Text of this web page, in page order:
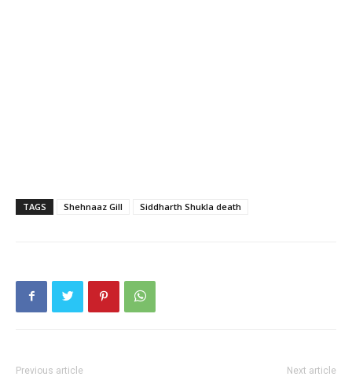
TAGS Shehnaaz Gill Siddharth Shukla death
Previous article Next article